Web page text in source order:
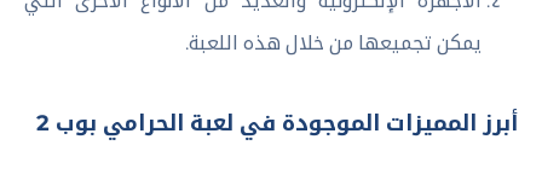
يمكن تجميعها من خلال هذه اللعبة.
أبرز المميزات الموجودة في لعبة الحرامي بوب 2